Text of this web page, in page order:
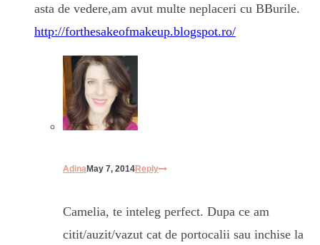
asta de vedere,am avut multe neplaceri cu BBurile.
http://forthesakeofmakeup.blogspot.ro/
AdinaMay 7, 2014Reply
Camelia, te inteleg perfect. Dupa ce am
citit/auzit/vazut cat de portocalii sau inchise la